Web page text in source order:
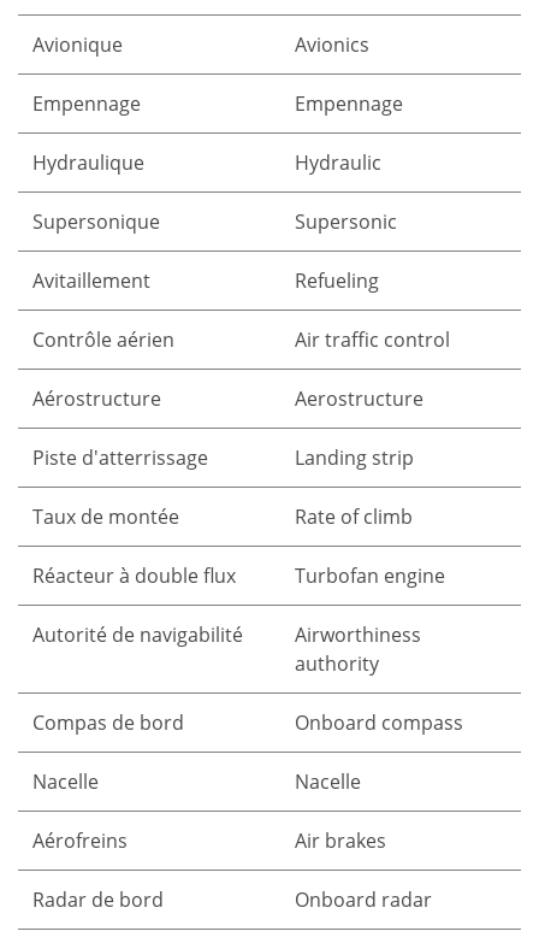
Avionique Avionics
Empennage Empennage
Hydraulique Hydraulic
Supersonique Supersonic
Avitaillement Refueling
Contrôle aérien Air traffic control
Aérostructure Aerostructure
Piste d'atterrissage Landing strip
Taux de montée Rate of climb
Réacteur à double flux Turbofan engine
Autorité de navigabilité
Airworthiness
authority
Compas de bord Onboard compass
Nacelle Nacelle
Aérofreins Air brakes
Radar de bord Onboard radar